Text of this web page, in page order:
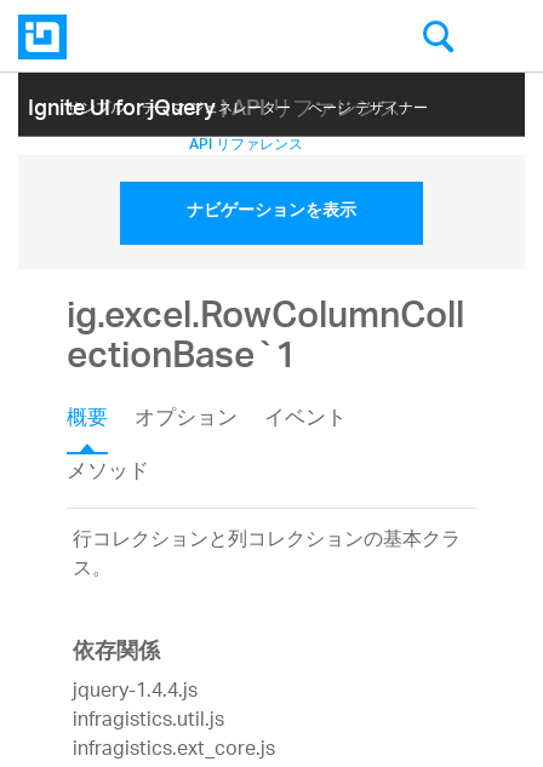
Ignite UI for jQuery| API リファレンス
サンプル テーマ ジェネレーター ページ デザイナー
ヘルプ トピック API リファレンス
ナビゲーションを表示
ig.excel.RowColumnColl
ectionBase`1
概要 オプション
イベント
メソッド
行コレクションと列コレクションの基本クラ
ス。
依存関係
jquery-1.4.4.js
infragistics.util.js
infragistics.ext_core.js